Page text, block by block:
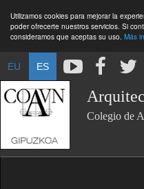
Utilizamos cookies para mejorar la
poder ofrecerte nuestros servicios. Si
consideramos que aceptas su uso. Más
EU ES
Colegio de